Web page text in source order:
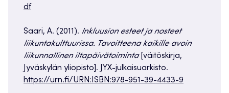
df
Saari, A. (2011). Inkluusion esteet ja nosteet
liikuntakulttuurissa. Tavoitteena kaikille avoin
liikunnallinen iltapäivätoiminta[väitöskirja,
Jyväskylän yliopisto]. JYX-julkaisuarkisto.
https://urn.fi/URN:ISBN:978-951-39-4433-9